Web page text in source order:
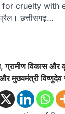
for cruelty with
छत्तीसगढ़…
विकास और
मुख्यमंत्री